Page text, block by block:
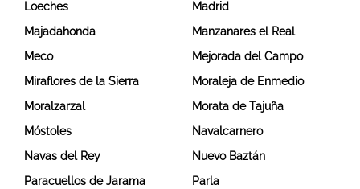
Loeches
Madrid
Majadahonda
Manzanares el Real
Meco
Mejorada del Campo
Miraflores de la Sierra
Moraleja de Enmedio
Moralzarzal
Morata de Tajuña
Móstoles
Navalcarnero
Navas del Rey
Nuevo Baztán
Paracuellos de Jarama
Parla